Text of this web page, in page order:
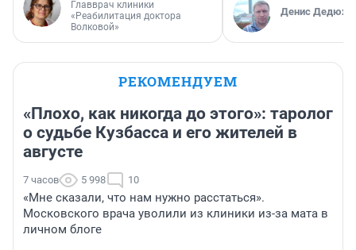
Главврач клиники
«Реабилитация доктора
Волковой»
Денис
РЕКОМЕНДУЕМ
«Плохо, как никогда до этого»: таролог
о судьбе Кузбасса и его жителей в
августе
7 часов 5 998 10
«Мне сказали, что нам нужно расстаться».
Московского врача уволили из клиники из-за мата в
личном блоге